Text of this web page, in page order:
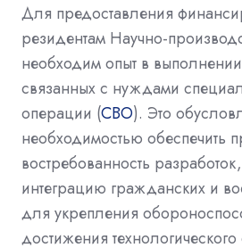
Для предоставления
резидентам Научно-
необходим опыт в выполнении
связанных с нуждами
операции (СВО). Это
необходимостью обеспечить
востребованность
интеграцию гражданских и
для укрепления
достижения технологического